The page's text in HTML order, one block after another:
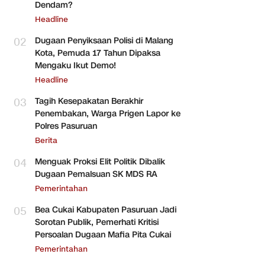
Dendam?
Headline
02
Dugaan Penyiksaan Polisi di Malang
Kota, Pemuda 17 Tahun Dipaksa
Mengaku Ikut Demo!
Headline
03
Tagih Kesepakatan Berakhir
Penembakan, Warga Prigen Lapor ke
Polres Pasuruan
Berita
04
Menguak Proksi Elit Politik Dibalik
Dugaan Pemalsuan SK MDS RA
Pemerintahan
05
Bea Cukai Kabupaten Pasuruan Jadi
Sorotan Publik, Pemerhati Kritisi
Persoalan Dugaan Mafia Pita Cukai
Pemerintahan